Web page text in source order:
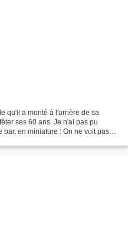
qu'il a monté à l'arrière de sa
ses 60 ans. Je n'ai pas pu
en miniature : On ne voit pas